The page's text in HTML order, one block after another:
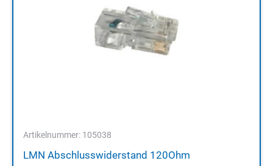
Artikelnummer: 105038
LMN Abschlusswiderstand 120Ohm